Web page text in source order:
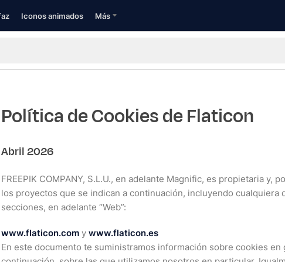
Iconos animados Más
Política de Cookies de Flaticon
Abril 2026
FREEPIK COMPANY, S.L.U., en adelante Magnific, es propietaria y,
los proyectos que se indican a continuación, incluyendo cualquiera
secciones, en adelante “Web”:
www.flaticon.comy www.flaticon.es
En este documento te suministramos información sobre cookies en